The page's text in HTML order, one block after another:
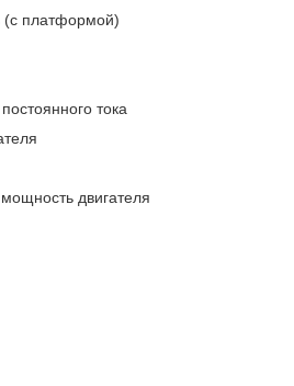
(с платформой)
тока
двигателя